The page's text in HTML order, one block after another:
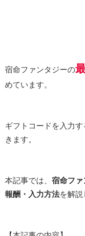
宿命ファンタジーの
めています。
ギフトコードを入力
きます。
本記事では、 宿命ファ
報酬・入力方法を解説